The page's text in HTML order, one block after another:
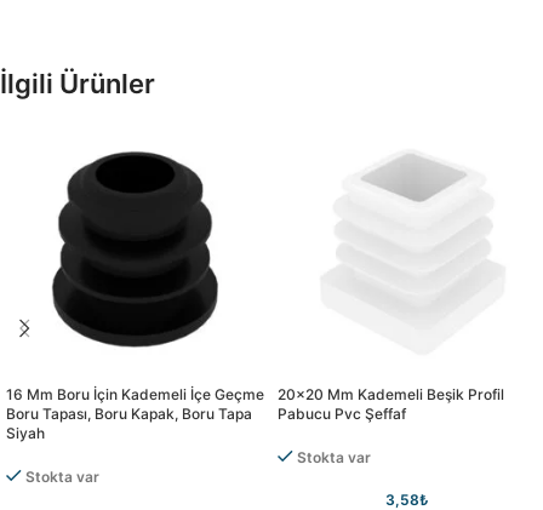
İlgili Ürünler
16 Mm Boru İçin Kademeli İçe Geçme
Boru Tapası, Boru Kapak, Boru Tapa
Siyah
Stokta var
20×20 Mm Kademeli Beşik Profil
Pabucu Pvc Şeffaf
Stokta var
3,58₺